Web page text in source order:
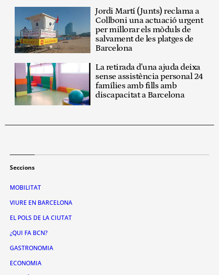
Jordi Martí (Junts) reclama a
Collboni una actuació urgent
per millorar els mòduls de
salvament de les platges de
Barcelona
La retirada d'una ajuda deixa
sense assistència personal 24
famílies amb fills amb
discapacitat a Barcelona
Seccions
MOBILITAT
VIURE EN BARCELONA
EL POLS DE LA CIUTAT
¿QUI FA BCN?
GASTRONOMIA
ECONOMIA